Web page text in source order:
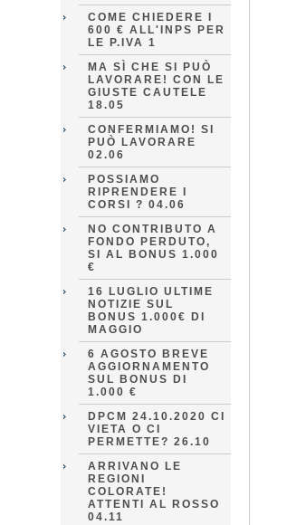
COME CHIEDERE I
600 € ALL'INPS PER
LE P.IVA 1
MA SÌ CHE SI PUÒ
LAVORARE! CON LE
GIUSTE CAUTELE
18.05
CONFERMIAMO! SI
PUÒ LAVORARE
02.06
POSSIAMO
RIPRENDERE I
CORSI ? 04.06
NO CONTRIBUTO A
FONDO PERDUTO,
SI AL BONUS 1.000
€
16 LUGLIO ULTIME
NOTIZIE SUL
BONUS 1.000€ DI
MAGGIO
6 AGOSTO BREVE
AGGIORNAMENTO
SUL BONUS DI
1.000 €
DPCM 24.10.2020 CI
VIETA O CI
PERMETTE? 26.10
ARRIVANO LE
REGIONI
COLORATE!
ATTENTI AL ROSSO
04.11